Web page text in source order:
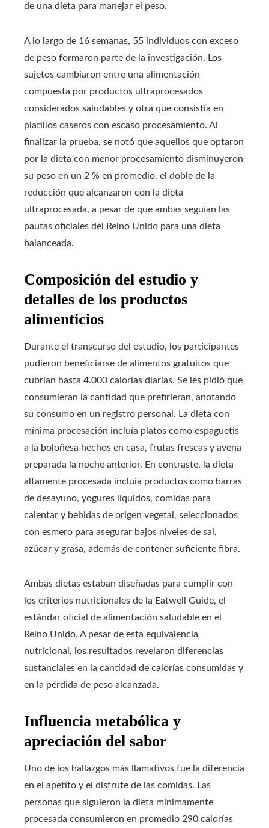
de una dieta para manejar el peso.
A lo largo de 16 semanas, 55 individuos con exceso
de peso formaron parte de la investigación. Los
sujetos cambiaron entre una alimentación
compuesta por productos ultraprocesados
considerados saludables y otra que consistía en
platillos caseros con escaso procesamiento. Al
finalizar la prueba, se notó que aquellos que optaron
por la dieta con menor procesamiento disminuyeron
su peso en un 2 % en promedio, el doble de la
reducción que alcanzaron con la dieta
ultraprocesada, a pesar de que ambas seguían las
pautas oficiales del Reino Unido para una dieta
balanceada.
Composición del estudio y
detalles de los productos
alimenticios
Durante el transcurso del estudio, los participantes
pudieron beneficiarse de alimentos gratuitos que
cubrían hasta 4.000 calorías diarias. Se les pidió que
consumieran la cantidad que prefirieran, anotando
su consumo en un registro personal. La dieta con
mínima procesación incluía platos como espaguetis
a la boloñesa hechos en casa, frutas frescas y avena
preparada la noche anterior. En contraste, la dieta
altamente procesada incluía productos como barras
de desayuno, yogures líquidos, comidas para
calentar y bebidas de origen vegetal, seleccionados
con esmero para asegurar bajos niveles de sal,
azúcar y grasa, además de contener suficiente fibra.
Ambas dietas estaban diseñadas para cumplir con
los criterios nutricionales de la Eatwell Guide, el
estándar oficial de alimentación saludable en el
Reino Unido. A pesar de esta equivalencia
nutricional, los resultados revelaron diferencias
sustanciales en la cantidad de calorías consumidas y
en la pérdida de peso alcanzada.
Influencia metabólica y
apreciación del sabor
Uno de los hallazgos más llamativos fue la diferencia
en el apetito y el disfrute de las comidas. Las
personas que siguieron la dieta mínimamente
procesada consumieron en promedio 290 calorías